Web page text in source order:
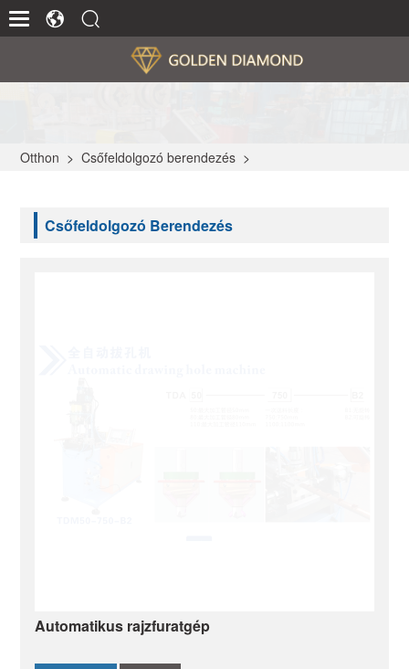
Otthon > Csőfeldolgozó berendezés >
Csőfeldolgozó Berendezés
Automatikus rajzfuratgép